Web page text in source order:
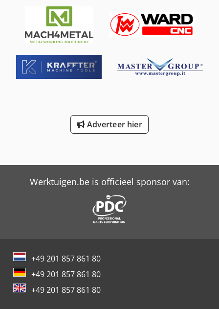
Adverteer hier
Werktuigen.be is officieel sponsor van:
+49 201 857 861 80
+49 201 857 861 80
+49 201 857 861 80